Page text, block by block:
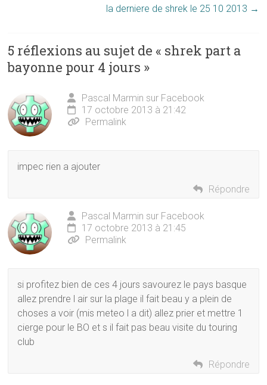
la derniere de shrek le 25 10 2013 →
5 réflexions au sujet de « shrek part a
bayonne pour 4 jours »
Pascal Marmin sur Facebook
17 octobre 2013 à 21:42
Permalink
impec rien a ajouter
Répondre
Pascal Marmin sur Facebook
17 octobre 2013 à 21:45
Permalink
si profitez bien de ces 4 jours savourez le pays basque
allez prendre l air sur la plage il fait beau y a plein de
choses a voir (mis meteo l a dit) allez prier et mettre 1
cierge pour le BO et s il fait pas beau visite du touring
club
Répondre